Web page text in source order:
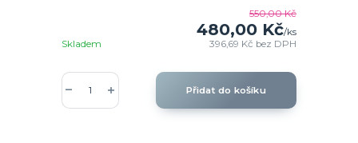
550,00 Kč
480,00 Kč/ks
396,69 Kč bez DPH
Skladem
Přidat do košíku